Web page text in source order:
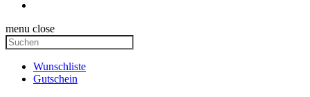
menu close
Wunschliste
Gutschein